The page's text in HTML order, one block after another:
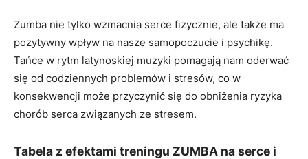
Zumba nie tylko wzmacnia serce fizycznie, ale także ma
pozytywny wpływ na nasze samopoczucie i psychikę.
Tańce w rytm latynoskiej muzyki pomagają nam oderwać
się od codziennych problemów i stresów, co w
konsekwencji może przyczynić się do obniżenia ryzyka
chorób serca związanych ze stresem.
Tabela z efektami treningu ZUMBA na serce i